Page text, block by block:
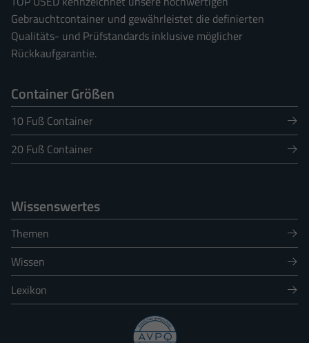
Gebrauchtcontainer und gewährleistet die definierten
Qualitäts- und Prüfstandards inklusive möglicher
Rückkaufgarantie.
Container Größen
10 Fuß Container
20 Fuß Container
Wissenswertes
Themen
Wissen
Lexikon